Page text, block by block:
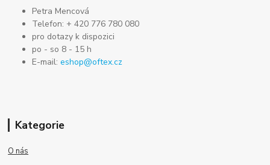
Petra Mencová
Telefon: + 420 776 780 080
pro dotazy k dispozici
po - so 8 - 15 h
E-mail:eshop@oftex.cz
Kategorie
O nás